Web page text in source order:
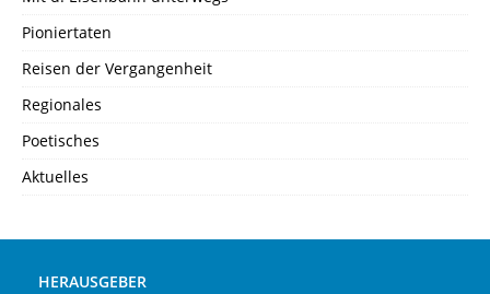
Pioniertaten
Reisen der Vergangenheit
Regionales
Poetisches
Aktuelles
HERAUSGEBER